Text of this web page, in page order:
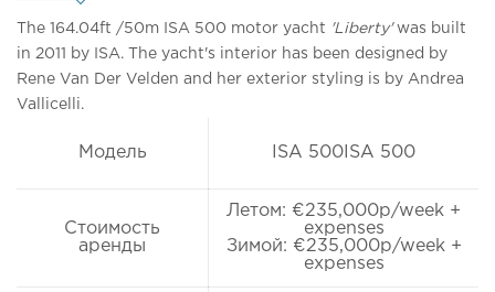
The 164.04ft /50m ISA 500 motor yacht 'Liberty'was built
in 2011 by ISA. The yacht's interior has been designed by
Rene Van Der Velden and her exterior styling is by Andrea
Vallicelli.
Модель ISA 500ISA 500
Стоимость
аренды
Летом: €235,000p/week +
expenses
Зимой: €235,000p/week +
expenses